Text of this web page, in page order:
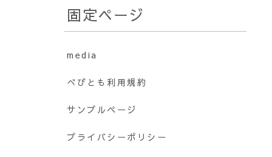
固定ページ
media
べびとも利用規約
サンプルページ
プライバシーポリシー